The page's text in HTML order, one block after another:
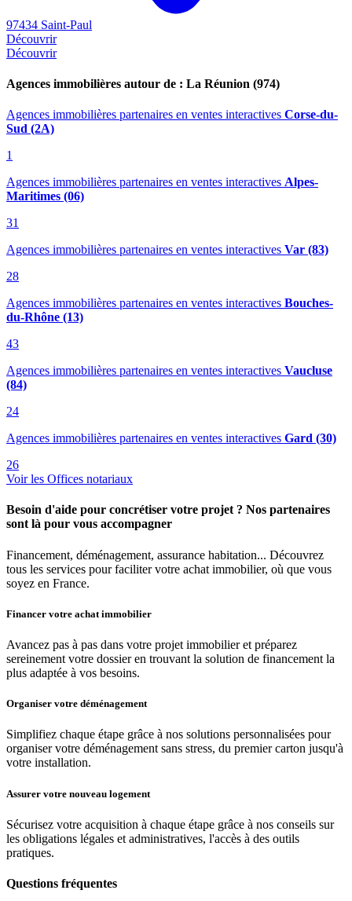
97434 Saint-Paul
Découvrir
Découvrir
Agences immobilières autour de : La Réunion (974)
Agences immobilières partenaires en ventes interactives Corse-du-
Sud (2A)
1
Agences immobilières partenaires en ventes interactives Alpes-
Maritimes (06)
31
Agences immobilières partenaires en ventes interactives Var (83)
28
Agences immobilières partenaires en ventes interactives Bouches-
du-Rhône (13)
43
Agences immobilières partenaires en ventes interactives Vaucluse
(84)
24
Agences immobilières partenaires en ventes interactives Gard (30)
26
Voir les Offices notariaux
Besoin d'aide pour concrétiser votre projet ? Nos partenaires
sont là pour vous accompagner
Financement, déménagement, assurance habitation... Découvrez
tous les services pour faciliter votre achat immobilier, où que vous
soyez en France.
Financer votre achat immobilier
Avancez pas à pas dans votre projet immobilier et préparez
sereinement votre dossier en trouvant la solution de financement la
plus adaptée à vos besoins.
Organiser votre déménagement
Simplifiez chaque étape grâce à nos solutions personnalisées pour
organiser votre déménagement sans stress, du premier carton jusqu'à
votre installation.
Assurer votre nouveau logement
Sécurisez votre acquisition à chaque étape grâce à nos conseils sur
les obligations légales et administratives, l'accès à des outils
pratiques.
Questions fréquentes